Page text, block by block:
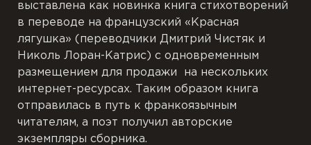
выставлена как новинка книга стихотворений
в переводе на французский «Красная
лягушка» (переводчики Дмитрий Чистяк и
Николь Лоран-Катрис) с одновременным
размещением для продажи на нескольких
интернет-ресурсах. Таким образом книга
отправилась в путь к франкоязычным
читателям, а поэт получил авторские
экземпляры сборника.